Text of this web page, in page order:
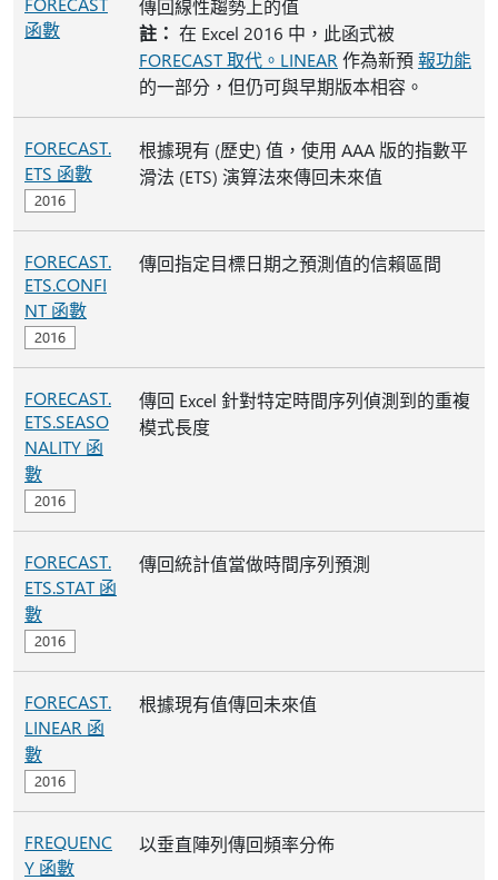
函數
傳回線性趨勢上的值
註： 在 Excel 2016 中，此函式被
FORECAST 取代。LINEAR 作為新預報功能
的一部分，但仍可與早期版本相容。
FORECAST.
ETS 函數
根據現有 (歷史) 值，使用 AAA 版的指數平
滑法 (ETS) 演算法來傳回未來值
FORECAST.
ETS.CONFI
NT 函數
傳回指定目標日期之預測值的信賴區間
FORECAST.
ETS.SEASO
NALITY 函
數
傳回 Excel 針對特定時間序列偵測到的重複
模式長度
FORECAST.
ETS.STAT 函
數
傳回統計值當做時間序列預測
FORECAST.
LINEAR 函
數
根據現有值傳回未來值
FREQUENC
Y 函數
以垂直陣列傳回頻率分佈